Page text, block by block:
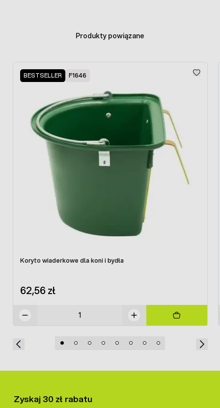
Produkty powiązane
BESTSELLER F1646
Koryto wiaderkowe dla koni i bydła
62,56 zł
Zyskaj 30 zł rabatu